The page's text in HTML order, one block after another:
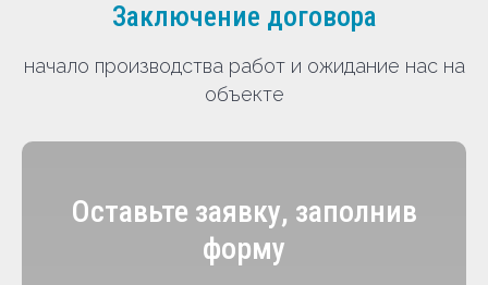
Заключение договора
начало производства работ и ожидание нас на
объекте
Оставьте заявку, заполнив
форму